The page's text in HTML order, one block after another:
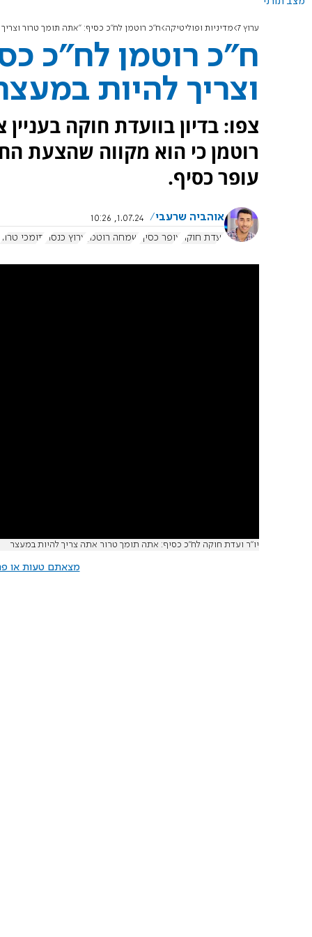
ערוץ 7 מדיניות ופוליטיקה ח"כ רוטמן לח"כ כסיף: "אתה תומך טרור
ח"כ רוטמן לח"כ
וצריך להיות
צפו: בדיון בוועדת חוקה
רוטמן כי הוא מקווה שהצעת
עופר כסיף.
אוהביה שרעבי
1.07.24, 10:26
ועדת חוקה
עופר כסיף שמחה רוטמן ערוץ כנסת תומכי טרור
יו"ר ועדת חוקה לח"כ כסיף: אתה תומך טרור אתה צריך להיות במעצר
מצאתם טעות או